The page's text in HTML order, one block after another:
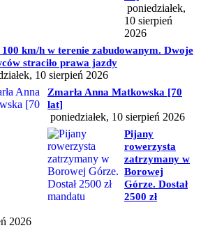
poniedziałek,
10 sierpień
2026
100 km/h w terenie zabudowanym. Dwoje
straciło prawa jazdy
10 sierpień 2026
Zmarła Anna Matkowska [70
lat]
poniedziałek, 10 sierpień 2026
Pijany
rowerzysta
zatrzymany w
Borowej
Górze. Dostał
2500 zł
2026